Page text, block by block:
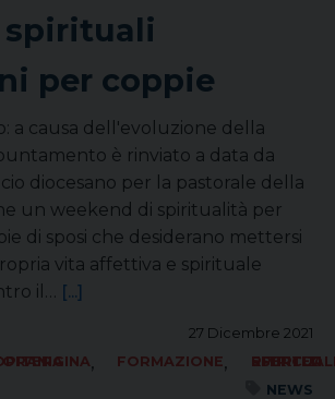
spirituali
per coppie
a causa dell'evoluzione della
è rinviato a data da
diocesano per la pastorale della
un weekend di spiritualità per
di sposi che desiderano mettersi
vita affettiva e spirituale
il… [...]
27 Dicembre 2021
OPITERGINA, FORMAZIONE,
RITIRI ED ESERCIZI
NEWS